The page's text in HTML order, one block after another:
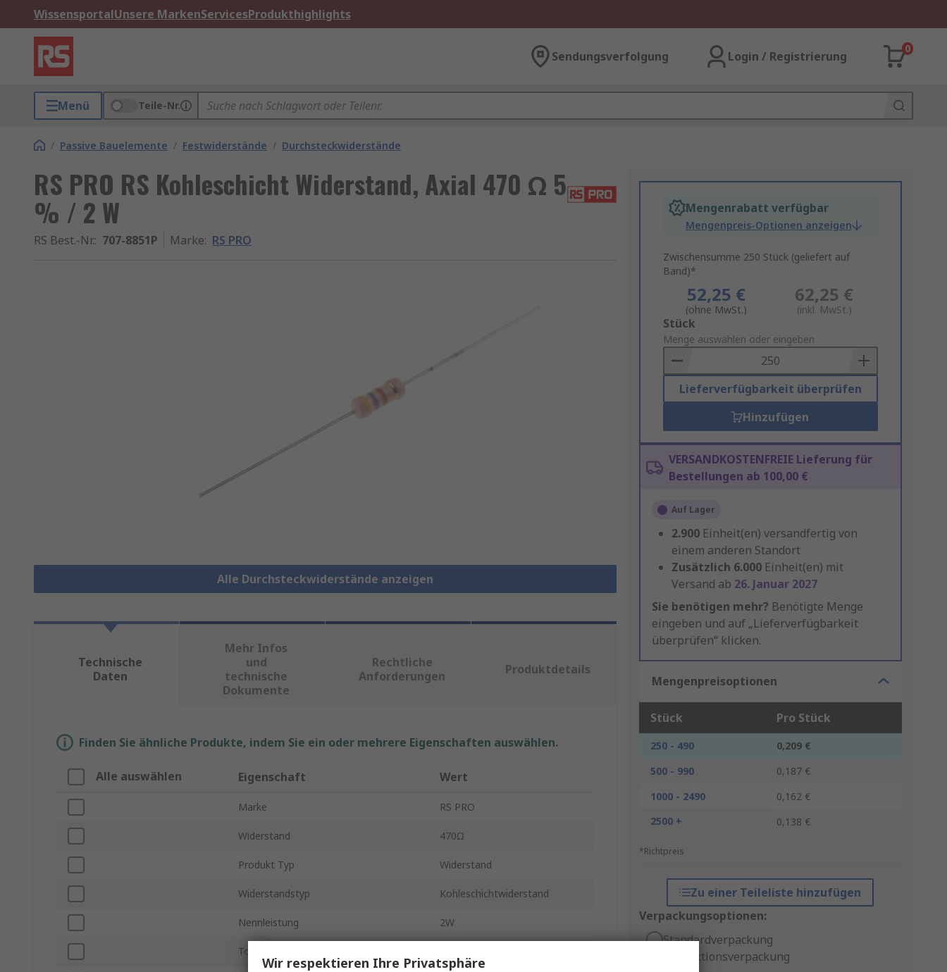
WissensportalUnsere MarkenServicesProdukthighlights
Sendungsverfolgung Login / Registrierung
0
Menü Teile-Nr.
/ Passive Bauelemente / Festwiderstände / Durchsteckwiderstände
RS PRO RS Kohleschicht Widerstand, Axial 470 Ω 5
% / 2 W
RS Best.-Nr.: 707-8851P Marke: RS PRO
Alle Durchsteckwiderstände anzeigen
Mengenrabatt verfügbar
Mengenpreis-Optionen anzeigen
Zwischensumme 250 Stück (geliefert auf
Band)*
52,25 €
(ohne MwSt.)
62,25 €
(inkl. MwSt.)
Add
to
Basket
Stück
Menge auswählen oder eingeben
Lieferverfügbarkeit überprüfen
Hinzufügen
VERSANDKOSTENFREIE Lieferung für
Bestellungen ab 100,00 €
Auf Lager
2.900 Einheit(en) versandfertig von
einem anderen Standort
Zusätzlich 6.000 Einheit(en) mit
Versand ab 26. Januar 2027
Sie benötigen mehr? Benötigte Menge
eingeben und auf „Lieferverfügbarkeit
überprüfen“ klicken.
Mengenpreisoptionen
Stück Pro Stück
250 - 490
0,209 €
500 - 990
0,187 €
1000 - 2490
0,162 €
2500 +
0,138 €
*Richtpreis
Zu einer Teileliste hinzufügen
Verpackungsoptionen:
Standardverpackung
Produktionsverpackung
Technische
Daten
Mehr Infos
und
technische
Dokumente
Rechtliche
Anforderungen
Produktdetails
Finden Sie ähnliche Produkte, indem Sie ein oder mehrere Eigenschaften auswählen.
Alle auswählen Eigenschaft Wert
Marke RS PRO
Widerstand 470Ω
Produkt Typ Widerstand
Widerstandstyp Kohleschichtwiderstand
Nennleistung 2W
Toleranz ±
Wir respektieren Ihre Privatsphäre